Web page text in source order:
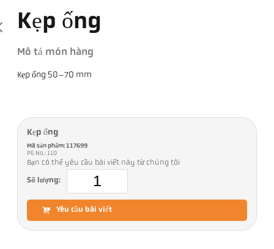
Kẹp ống
Mô tả món hàng
Kẹp ống 50–70 mm
Kẹp ống
Mã sản phẩm: 117699
PG No.: 110
Bạn có thể yêu cầu bài viết này từ chúng tôi
Số lượng:
Yêu cầu bài viết